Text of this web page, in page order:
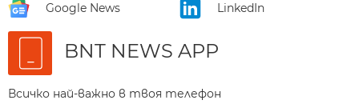
Google News LinkedIn
BNT NEWS APP
Всичко най-важно в твоя телефон